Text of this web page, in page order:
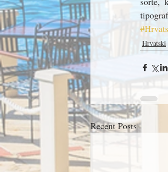
Hrvatski
Recent Posts